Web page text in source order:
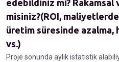
edebildiniz mi?
misiniz?(ROI,
üretim süresinde azalma,
vs.)
Proje sonunda aylık istatistik